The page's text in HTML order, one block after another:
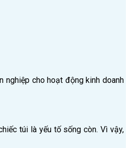
nghiệp cho hoạt động kinh doanh
túi là yếu tố sống còn. Vì vậy,